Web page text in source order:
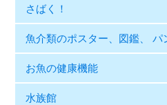
さばく！
魚介類のポスター、図鑑、 パ
お魚の健康機能
水族館